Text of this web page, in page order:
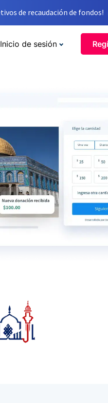
de recaudación de fondos!
Inicio de sesión